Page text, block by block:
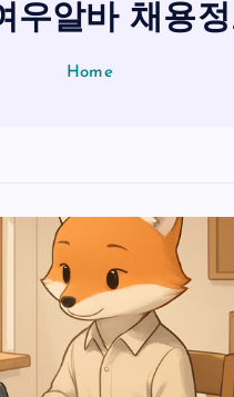
우알바 채용
Home